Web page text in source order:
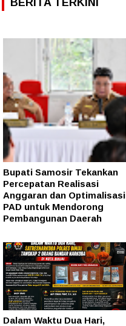
BERITA TERKINI
Bupati Samosir Tekankan
Percepatan Realisasi
Anggaran dan Optimalisasi
PAD untuk Mendorong
Pembangunan Daerah
Dalam Waktu Dua Hari,